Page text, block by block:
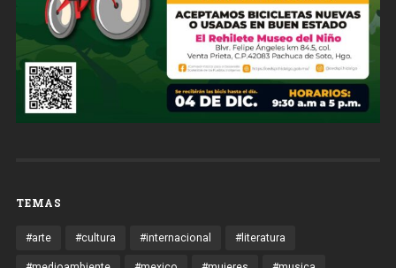
TEMAS
#arte #cultura #internacional #literatura